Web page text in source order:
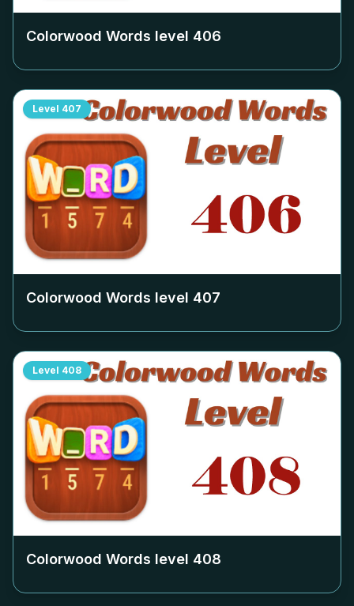
Colorwood Words level 406
Level 407
Colorwood Words level 407
Level 408
Colorwood Words level 408